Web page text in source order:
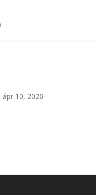
ápr 10, 2020